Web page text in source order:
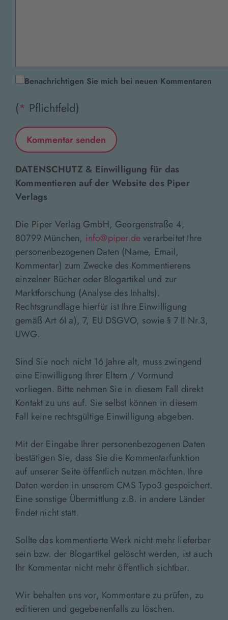
Benachrichtigen Sie mich bei neuen Kommentaren
(* Pflichtfeld)
DATENSCHUTZ & Einwilligung für das
Kommentieren auf der Website des Piper
Verlags
Die Piper Verlag GmbH, Georgenstraße 4,
80799 München, info@piper.deverarbeitet Ihre
personenbezogenen Daten (Name, Email,
Kommentar) zum Zwecke des Kommentierens
einzelner Bücher oder Blogartikel und zur
Marktforschung (Analyse des Inhalts).
Rechtsgrundlage hierfür ist Ihre Einwilligung
gemäß Art 6I a), 7, EU DSGVO, sowie § 7 II Nr.3,
UWG.
Sind Sie noch nicht 16 Jahre alt, muss zwingend
eine Einwilligung Ihrer Eltern / Vormund
vorliegen. Bitte nehmen Sie in diesem Fall direkt
Kontakt zu uns auf. Sie selbst können in diesem
Fall keine rechtsgültige Einwilligung abgeben.
Mit der Eingabe Ihrer personenbezogenen Daten
bestätigen Sie, dass Sie die Kommentarfunktion
auf unserer Seite öffentlich nutzen möchten. Ihre
Daten werden in unserem CMS Typo3 gespeichert.
Eine sonstige Übermittlung z.B. in andere Länder
findet nicht statt.
Sollte das kommentierte Werk nicht mehr lieferbar
sein bzw. der Blogartikel gelöscht werden, ist auch
Ihr Kommentar nicht mehr öffentlich sichtbar.
Wir behalten uns vor, Kommentare zu prüfen, zu
editieren und gegebenenfalls zu löschen.